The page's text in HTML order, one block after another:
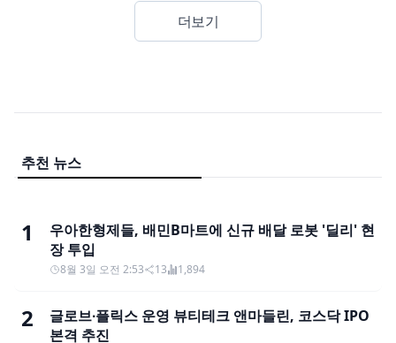
더보기
추천 뉴스
1
우아한형제들, 배민B마트에 신규 배달 로봇 '딜리' 현
장 투입
8월 3일 오전 2:53 13 1,894
2
글로브∙플릭스 운영 뷰티테크 앤마들린, 코스닥 IPO
본격 추진